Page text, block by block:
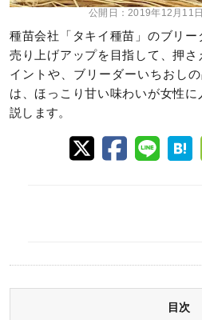
公開日：2019年12月11日
種苗会社「タキイ種苗」のブリ
売り上げアップを目指して、押
イントや、ブリーダーいちおし
は、ほっこり甘い味わいが女性
説します。
目次